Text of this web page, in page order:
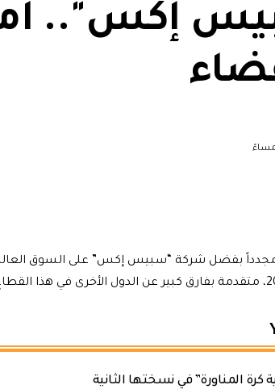
إكس"..
مجدداً بفضل شركة “سبيس إكس” على السوق
كرة المناورة” في نسختها الثانية